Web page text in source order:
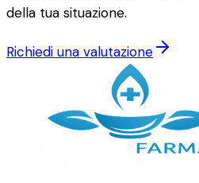
della tua situazione.
Richiedi una valutazione